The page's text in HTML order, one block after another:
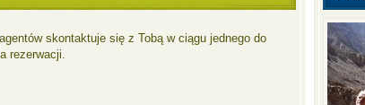
skontaktuje się z Tobą w ciągu jednego do
rezerwacji.